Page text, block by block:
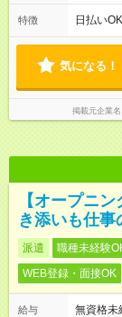
特徴 日払いOK
気になる！
掲載元企業名
【オープニ
き添いも仕事
派遣 職種未経験
WEB登録・面接OK
給与
無資格